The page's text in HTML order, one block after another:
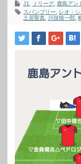
J1
Ｊリーグ 鹿島アン
スパンブリー
レオ・
土居聖真
川俣慎一郎